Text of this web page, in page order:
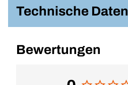
Technische Daten
Bewertungen